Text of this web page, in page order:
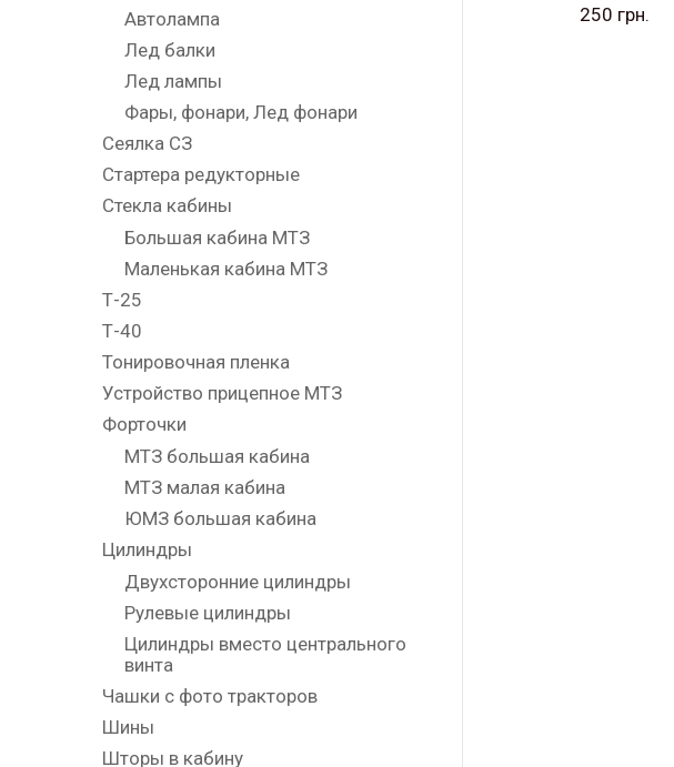
250 грн.
Автолампа
Лед балки
Лед лампы
Фары, фонари, Лед фонари
Сеялка СЗ
Стартера редукторные
Стекла кабины
Большая кабина МТЗ
Маленькая кабина МТЗ
Т-25
Т-40
Тонировочная пленка
Устройство прицепное МТЗ
Форточки
МТЗ большая кабина
МТЗ малая кабина
ЮМЗ большая кабина
Цилиндры
Двухсторонние цилиндры
Рулевые цилиндры
Цилиндры вместо центрального
винта
Чашки с фото тракторов
Шины
Шторы в кабину